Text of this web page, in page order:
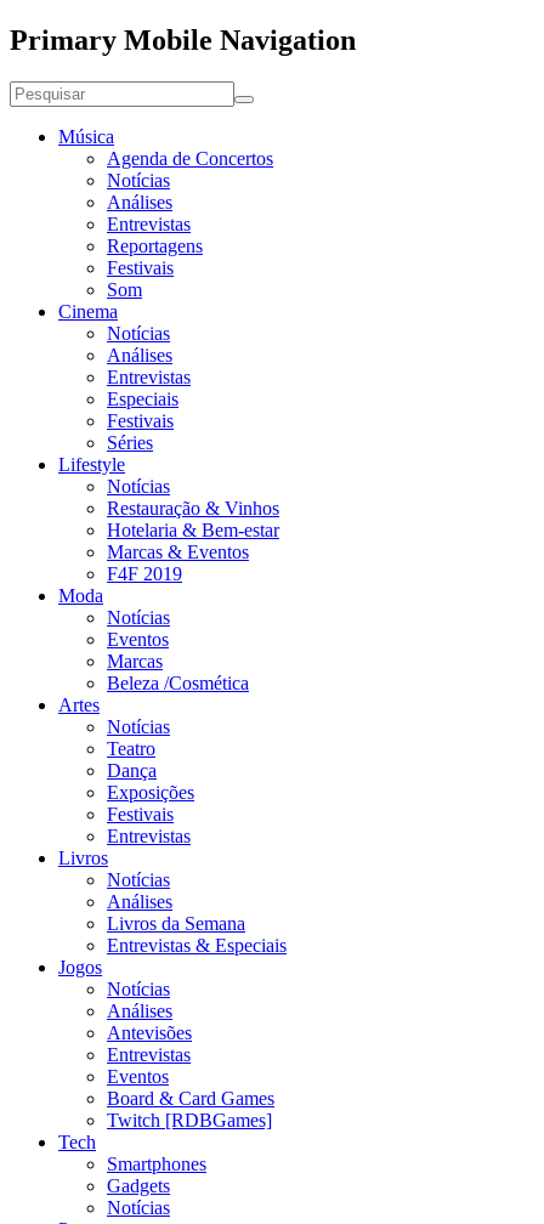
Primary Mobile Navigation
Música
Agenda de Concertos
Notícias
Análises
Entrevistas
Reportagens
Festivais
Som
Cinema
Notícias
Análises
Entrevistas
Especiais
Festivais
Séries
Lifestyle
Notícias
Restauração & Vinhos
Hotelaria & Bem-estar
Marcas & Eventos
F4F 2019
Moda
Notícias
Eventos
Marcas
Beleza /Cosmética
Artes
Notícias
Teatro
Dança
Exposições
Festivais
Entrevistas
Livros
Notícias
Análises
Livros da Semana
Entrevistas & Especiais
Jogos
Notícias
Análises
Antevisões
Entrevistas
Eventos
Board & Card Games
Twitch [RDBGames]
Tech
Smartphones
Gadgets
Notícias